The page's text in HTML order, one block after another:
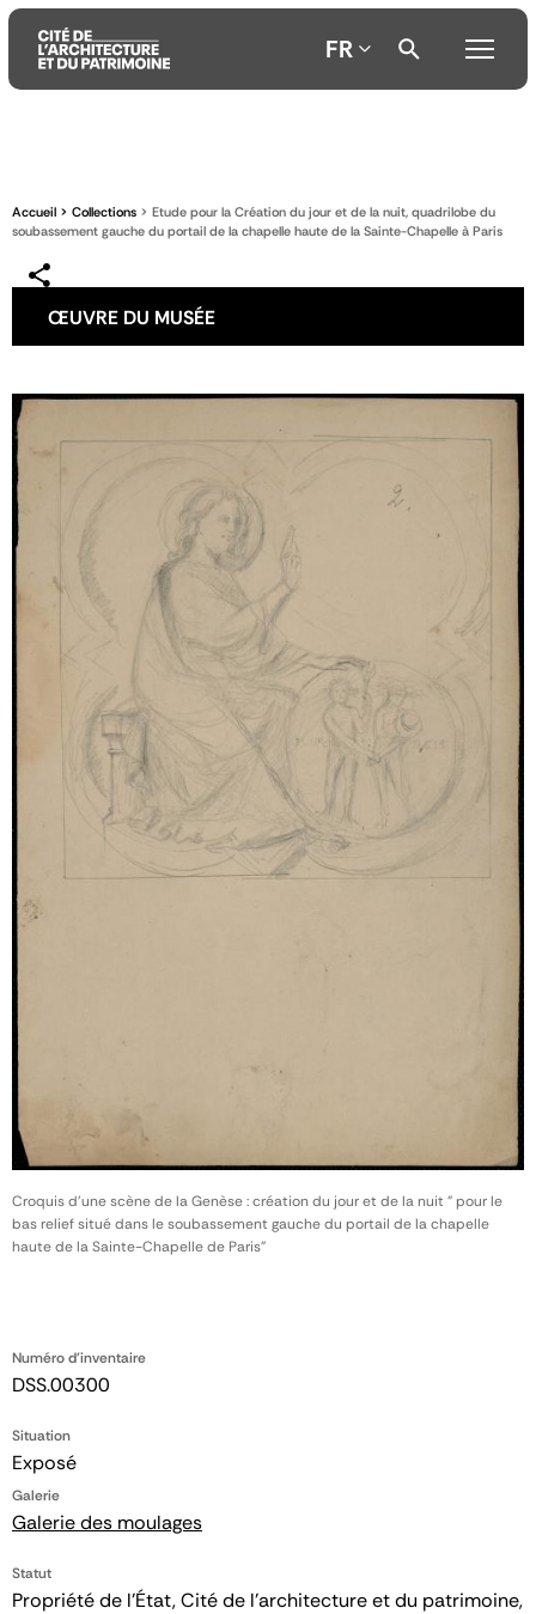
contenu
principal
menu
principal
la
recherche
FR
Accueil Collections
Etude pour la Création du jour et de la nuit, quadrilobe du
soubassement gauche du portail de la chapelle haute de la Sainte-Chapelle à Paris
ŒUVRE DU MUSÉE
Numéro d'inventaire
DSS.00300
Situation
Exposé
Galerie
Galerie des moulages
Statut
Propriété de l’État, Cité de l’architecture et du patrimoine,
Croquis d'une scène de la Genèse : création du jour et de la nuit " pour le
bas relief situé dans le soubassement gauche du portail de la chapelle
haute de la Sainte-Chapelle de Paris"